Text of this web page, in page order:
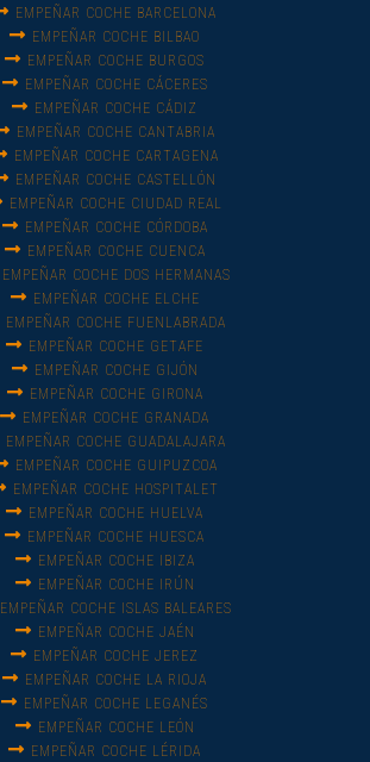
EMPEÑAR COCHE BARCELONA
EMPEÑAR COCHE BILBAO
EMPEÑAR COCHE BURGOS
EMPEÑAR COCHE CÁCERES
EMPEÑAR COCHE CÁDIZ
EMPEÑAR COCHE CANTABRIA
EMPEÑAR COCHE CARTAGENA
EMPEÑAR COCHE CASTELLÓN
EMPEÑAR COCHE CIUDAD REAL
EMPEÑAR COCHE CÓRDOBA
EMPEÑAR COCHE CUENCA
EMPEÑAR COCHE DOS HERMANAS
EMPEÑAR COCHE ELCHE
EMPEÑAR COCHE FUENLABRADA
EMPEÑAR COCHE GETAFE
EMPEÑAR COCHE GIJÓN
EMPEÑAR COCHE GIRONA
EMPEÑAR COCHE GRANADA
EMPEÑAR COCHE GUADALAJARA
EMPEÑAR COCHE GUIPUZCOA
EMPEÑAR COCHE HOSPITALET
EMPEÑAR COCHE HUELVA
EMPEÑAR COCHE HUESCA
EMPEÑAR COCHE IBIZA
EMPEÑAR COCHE IRÚN
EMPEÑAR COCHE ISLAS BALEARES
EMPEÑAR COCHE JAÉN
EMPEÑAR COCHE JEREZ
EMPEÑAR COCHE LA RIOJA
EMPEÑAR COCHE LEGANÉS
EMPEÑAR COCHE LEÓN
EMPEÑAR COCHE LÉRIDA